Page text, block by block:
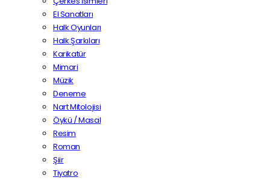
El Sanatları
Halk Oyunları
Halk Şarkıları
Karikatür
Mimari
Müzik
Deneme
Nart Mitolojisi
Öykü / Masal
Resim
Roman
Şiir
Tiyatro